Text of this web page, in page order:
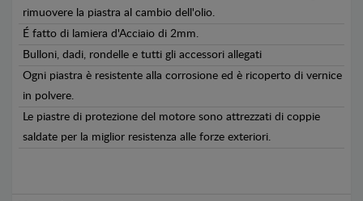
rimuovere la piastra al cambio dell'olio.
É fatto di lamiera d'Acciaio di 2mm.
Bulloni, dadi, rondelle e tutti gli accessori allegati
Ogni piastra è resistente alla corrosione ed è ricoperto di vernice
in polvere.
Le piastre di protezione del motore sono attrezzati di coppie
saldate per la miglior resistenza alle forze exteriori.